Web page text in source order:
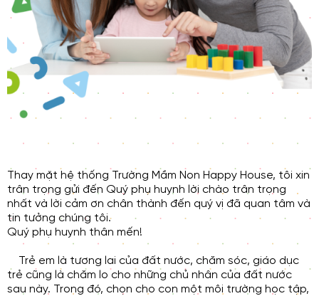
Thay mặt hệ thống Trường Mầm Non Happy House, tôi xin
trân trọng gửi đến Quý phụ huynh lời chào trân trọng
nhất và lời cảm ơn chân thành đến quý vị đã quan tâm và
tin tưởng chúng tôi.
Quý phụ huynh thân mến!
Trẻ em là tương lai của đất nước, chăm sóc, giáo dục
trẻ cũng là chăm lo cho những chủ nhân của đất nước
sau này. Trong đó, chọn cho con một môi trường học tập,